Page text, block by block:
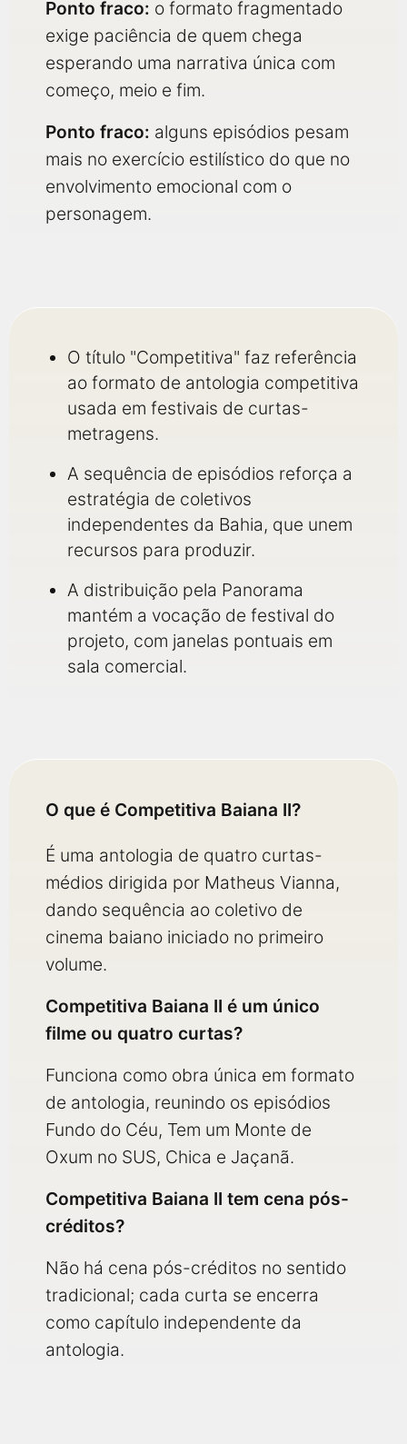
Ponto fraco: o formato fragmentado
exige paciência de quem chega
esperando uma narrativa única com
começo, meio e fim.
Ponto fraco: alguns episódios pesam
mais no exercício estilístico do que no
envolvimento emocional com o
personagem.
O título "Competitiva" faz referência
ao formato de antologia competitiva
usada em festivais de curtas-
metragens.
A sequência de episódios reforça a
estratégia de coletivos
independentes da Bahia, que unem
recursos para produzir.
A distribuição pela Panorama
mantém a vocação de festival do
projeto, com janelas pontuais em
sala comercial.
O que é Competitiva Baiana II?
É uma antologia de quatro curtas-
médios dirigida por Matheus Vianna,
dando sequência ao coletivo de
cinema baiano iniciado no primeiro
volume.
Competitiva Baiana II é um único
filme ou quatro curtas?
Funciona como obra única em formato
de antologia, reunindo os episódios
Fundo do Céu, Tem um Monte de
Oxum no SUS, Chica e Jaçanã.
Competitiva Baiana II tem cena pós-
créditos?
Não há cena pós-créditos no sentido
tradicional; cada curta se encerra
como capítulo independente da
antologia.